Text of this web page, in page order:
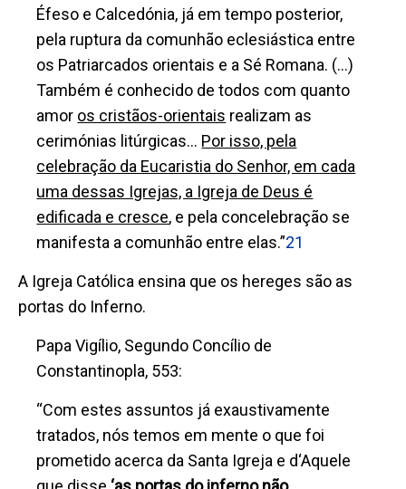
Éfeso e Calcedónia, já em tempo posterior,
pela ruptura da comunhão eclesiástica entre
os Patriarcados orientais e a Sé Romana. (…)
Também é conhecido de todos com quanto
amor os cristãos-orientais realizam as
cerimónias litúrgicas... Por isso, pela
celebração da Eucaristia do Senhor, em cada
uma dessas Igrejas, a Igreja de Deus é
edificada e cresce, e pela concelebração se
manifesta a comunhão entre elas.”21
A Igreja Católica ensina que os hereges são as
portas do Inferno.
Papa Vigílio, Segundo Concílio de
Constantinopla, 553:
“Com estes assuntos já exaustivamente
tratados, nós temos em mente o que foi
prometido acerca da Santa Igreja e d‘Aquele